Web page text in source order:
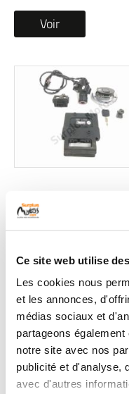
Ce site web utilise
Les cookies nous
et les annonces,
médias sociaux et
partageons
notre site avec nos
publicité et d'analyse,
avec d'autres
Voir
Serrure occasion
KAWASAKI ZX-6R
1 en stock
299,00 € TTC
Voir